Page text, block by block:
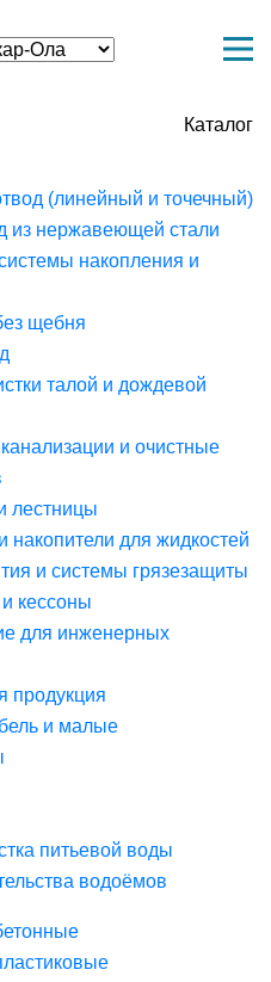
Каталог
(линейный и точечный)
из нержавеющей стали
накопления и
щебня
талой и дождевой
и очистные
лестницы
накопители для жидкостей
и системы грязезащиты
кессоны
для инженерных
продукция
и малые
питьевой воды
водоёмов